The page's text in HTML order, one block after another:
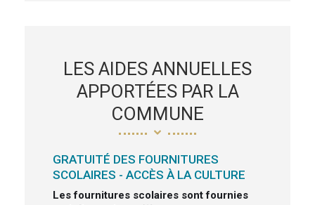
LES AIDES ANNUELLES
APPORTÉES PAR LA
COMMUNE
GRATUITÉ DES FOURNITURES
SCOLAIRES - ACCÈS À LA CULTURE
Les fournitures scolaires sont fournies